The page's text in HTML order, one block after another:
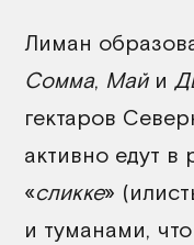
Лиман
Сомма, Майи
гектаров
активно едут
«сликке»
и туманами,